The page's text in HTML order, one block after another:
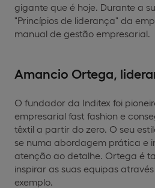
gigante que é hoje. Durante a
"Princípios de liderança" da
manual de gestão empresarial.
Amancio Ortega,
O fundador da Inditex foi
empresarial fast fashion e
têxtil a partir do zero. O seu
se numa abordagem prática e
atenção ao detalhe. Ortega é
inspirar as suas equipas
exemplo.